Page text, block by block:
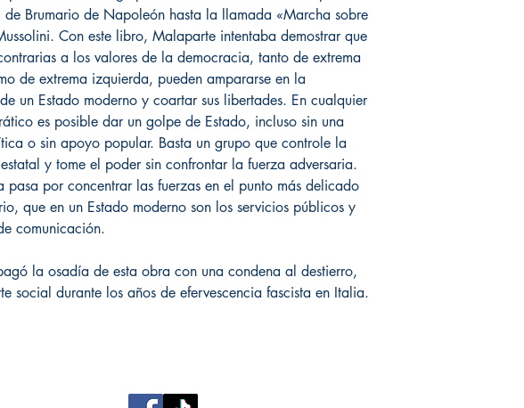
Brumario de Napoleón hasta la llamada «Marcha sobre
Con este libro, Malaparte intentaba demostrar que
a los valores de la democracia, tanto de extrema
de extrema izquierda, pueden ampararse en la
un Estado moderno y coartar sus libertades. En cualquier
es posible dar un golpe de Estado, incluso sin una
o sin apoyo popular. Basta un grupo que controle la
y tome el poder sin confrontar la fuerza adversaria.
pasa por concentrar las fuerzas en el punto más delicado
que en un Estado moderno son los servicios públicos y
comunicación.
la osadía de esta obra con una condena al destierro,
social durante los años de efervescencia fascista en Italia.